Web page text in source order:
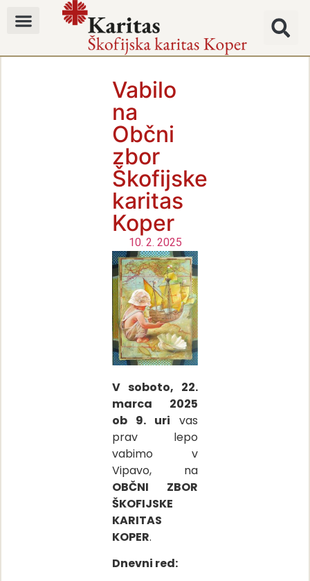
Vabilo
na
Občni
zbor
Škofijske
karitas
Koper
10. 2. 2025
V soboto, 22.
marca 2025
ob 9. uri vas
prav lepo
vabimo v
Vipavo, na
OBČNI ZBOR
ŠKOFIJSKE
KARITAS
KOPER.
Dnevni red: